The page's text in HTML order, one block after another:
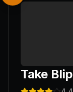
Take Blip